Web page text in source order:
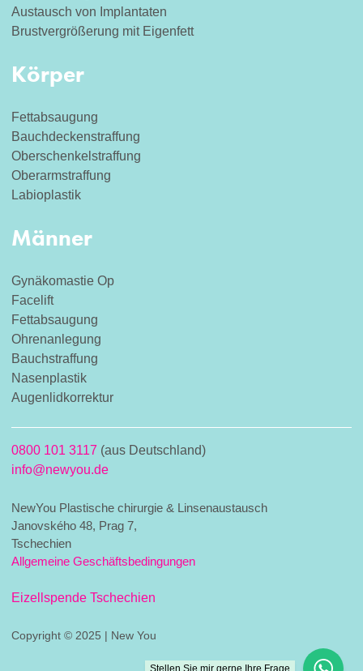
Austausch von Implantaten
Brustvergrößerung mit Eigenfett
Körper
Fettabsaugung
Bauchdeckenstraffung
Oberschenkelstraffung
Oberarmstraffung
Labioplastik
Männer
Gynäkomastie Op
Facelift
Fettabsaugung
Ohrenanlegung
Bauchstraffung
Nasenplastik
Augenlidkorrektur
0800 101 3117 (aus Deutschland)
info@newyou.de
NewYou Plastische chirurgie & Linsenaustausch
Janovského 48, Prag 7,
Tschechien
Allgemeine Geschäftsbedingungen
Eizellspende Tschechien
Copyright © 2025 | New You
Stellen Sie mir gerne Ihre Frage